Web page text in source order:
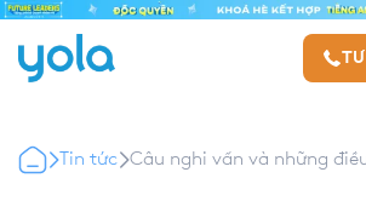
Tin tức Câu nghi vấn và những